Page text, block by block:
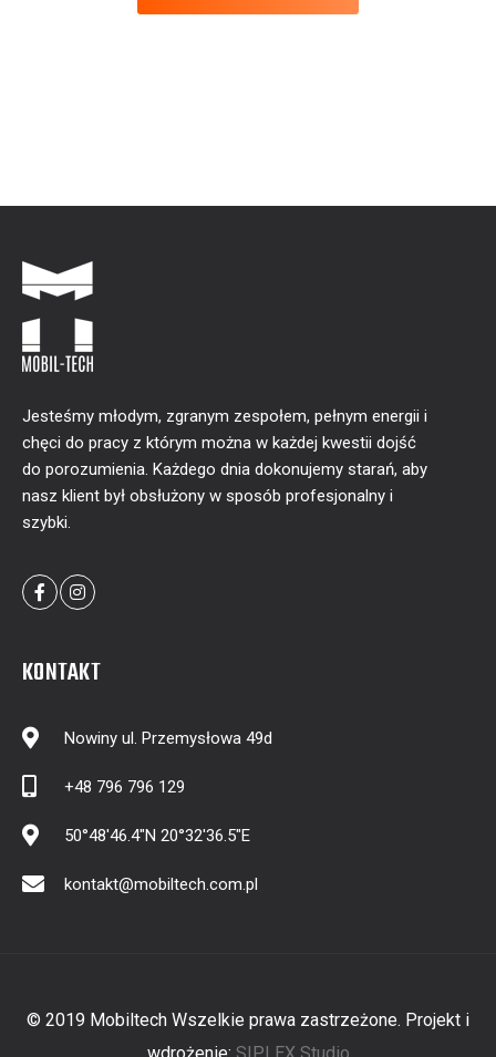
Jesteśmy młodym, zgranym zespołem, pełnym energii i
chęci do pracy z którym można w każdej kwestii dojść
do porozumienia. Każdego dnia dokonujemy starań, aby
nasz klient był obsłużony w sposób profesjonalny i
szybki.
KONTAKT
Nowiny ul. Przemysłowa 49d
+48 796 796 129
50°48'46.4"N 20°32'36.5"E
kontakt@mobiltech.com.pl
© 2019 Mobiltech Wszelkie prawa zastrzeżone. Projekt i